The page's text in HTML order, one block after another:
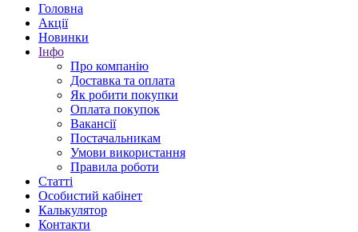
Головна
Акції
Новинки
Інфо
Про компанію
Доставка та оплата
Як робити покупки
Оплата покупок
Вакансії
Постачальникам
Умови використання
Правила роботи
Статті
Особистий кабінет
Калькулятор
Контакти